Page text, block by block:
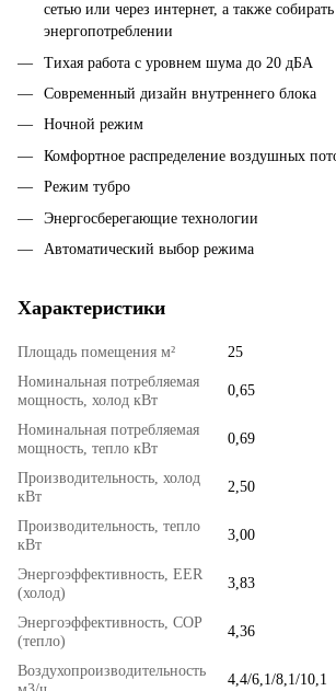
сетью или через интернет, а также
энергопотреблении
Тихая работа с уровнем шума до 20 дБА
Современный дизайн внутреннего блока
Ночной режим
Комфортное распределение воздушных
Режим тубро
Энергосберегающие технологии
Автоматический выбор режима
Характеристики
Площадь помещения м²
25
Номинальная потребляемая
мощность, холод кВт
0,65
Номинальная потребляемая
мощность, тепло кВт
0,69
Производительность, холод
кВт
2,50
Производительность, тепло
кВт
3,00
Энергоэффективность, EER
(холод)
3,83
Энергоэффективность, COP
(тепло)
4,36
Воздухопроизводительность
4,4/6,1/8,1/10,1